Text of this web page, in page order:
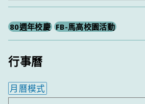
80週年校慶 FB-馬高校園活動
行事曆
月曆模式